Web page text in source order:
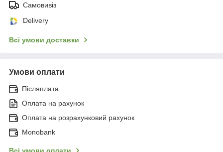
Самовивіз
Delivery
Всі умови доставки
Умови оплати
Післяплата
Оплата на рахунок
Оплата на розрахунковий рахунок
Monobank
Всі умови оплати